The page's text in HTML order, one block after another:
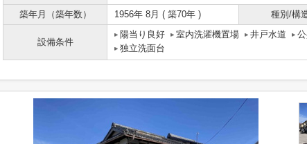
築年月（築年数）
1956年 8月 ( 築70年 ) 種別/構
設備条件
陽当り良好 室内洗濯機置場 井戸水道
独立洗面台